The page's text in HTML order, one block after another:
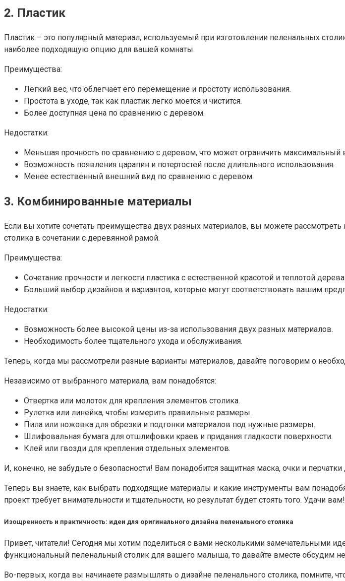
2. Пластик
Пластик – это популярный материал, используемый при изготовлении пеленальных
наиболее подходящую опцию для вашей комнаты.
Преимущества:
Легкий вес, что облегчает его перемещение и простоту использования.
Простота в уходе, так как пластик легко моется и чистится.
Более доступная цена по сравнению с деревом.
Недостатки:
Меньшая прочность по сравнению с деревом, что может ограничить
Возможность появления царапин и потертостей после длительного использования.
Менее естественный внешний вид по сравнению с деревом.
3. Комбинированные материалы
Если вы хотите сочетать преимущества двух разных материалов, вы можете
столика в сочетании с деревянной рамой.
Преимущества:
Сочетание прочности и легкости пластика с естественной красотой и теплотой дерева.
Больший выбор дизайнов и вариантов, которые могут соответствовать вашим
Недостатки:
Возможность более высокой цены из-за использования двух разных материалов.
Необходимость более тщательного ухода и обслуживания.
Теперь, когда мы рассмотрели разные варианты материалов, давайте поговорим о
Независимо от выбранного материала, вам понадобятся:
Отвертка или молоток для крепления элементов столика.
Рулетка или линейка, чтобы измерить правильные размеры.
Пила или ножовка для обрезки и подгонки материалов под нужные размеры.
Шлифовальная бумага для отшлифовки краев и придания гладкости поверхности.
Клей или гвозди для крепления отдельных элементов.
И, конечно, не забудьте о безопасности! Вам понадобится защитная маска, очки и
Теперь вы знаете, как выбрать подходящие материалы и какие инструменты вам
проект требует внимательности и тщательности, но результат будет стоять того. Удачи вам!
Изощренность и практичность: идеи для оригинального дизайна пеленального столика
Привет, читатели! Сегодня мы хотим поделиться с вами несколькими замечательными
функциональный пеленальный столик для вашего малыша, то давайте вместе обсудим
Во-первых, когда вы начинаете размышлять о дизайне пеленального столика, помните,